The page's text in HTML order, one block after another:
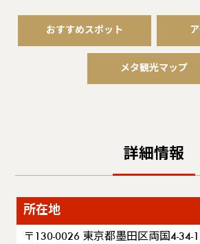
おすすめスポット
メタ観光マップ
詳細情報
所在地
〒130-0026 東京都墨田区両国4-34-